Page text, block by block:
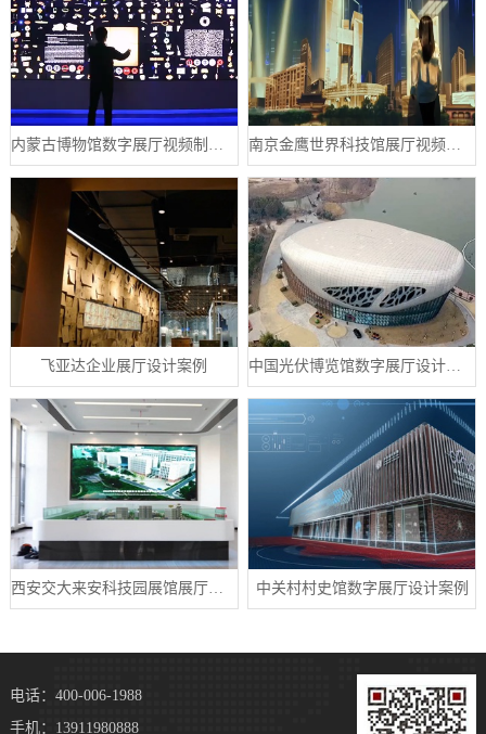
飞亚达企业展厅设计案例 中国光伏博览馆数字展厅设计案例
西安交大来安科技园展馆展厅案例 中关村村史馆数字展厅设计案例
电话：400-006-1988
手机：13911980888